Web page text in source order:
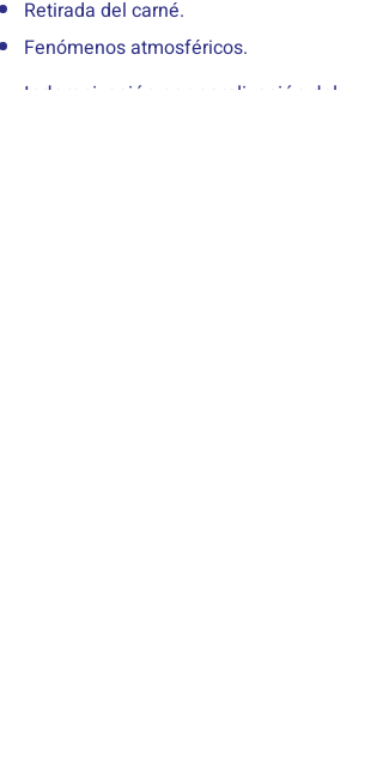
Retirada del carné.
Fenómenos atmosféricos.
Indemnización por paralización del